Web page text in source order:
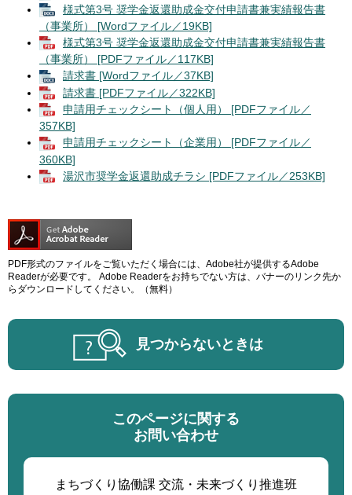
様式第3号 奨学金返還助成金交付申請書兼実績報告書
（事業所） [Wordファイル／19KB]
様式第3号 奨学金返還助成金交付申請書兼実績報告書
（事業所） [PDFファイル／117KB]
請求書 [Wordファイル／37KB]
請求書 [PDFファイル／322KB]
申請用チェックシート（個人用） [PDFファイル／
357KB]
申請用チェックシート（企業用） [PDFファイル／
360KB]
湯沢市奨学金返還助成チラシ [PDFファイル／253KB]
PDF形式のファイルをご覧いただく場合には、Adobe社が提供するAdobe
Readerが必要です。
Adobe Readerをお持ちでない方は、バナーのリンク先か
らダウンロードしてください。（無料）
見つからないときは
このページに関する
お問い合わせ
まちづくり協働課 交流・未来づくり推進班